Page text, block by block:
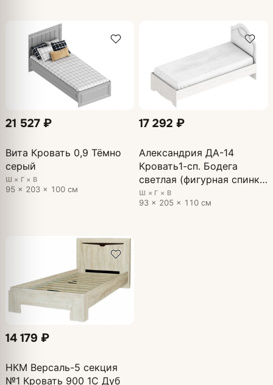
21 527 ₽
Вита Кровать 0,9 Тёмно
серый
Ш × Г × В
95 × 203 × 100 см
17 292 ₽
Александрия ДА-14
Кровать1-сп. Бодега
светлая (фигурная спинка
кожа)
Ш × Г × В
93 × 205 × 110 см
14 179 ₽
НКМ Версаль-5 секция
№1 Кровать 900 1С Дуб